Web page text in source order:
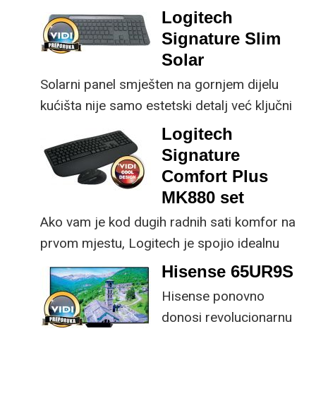
ključne svakom
korisniku.
male ustupke možete
osjetno uštedjeti pri
kupnji.
Logitech
Signature Slim
Solar
Solarni panel smješten na gornjem dijelu
kućišta nije samo estetski detalj već ključni
dio koncepta ovog proizvoda, jer koristi
energiju prirodnog ili umjetnog svjetla za
rad.
Logitech
Signature
Comfort Plus
MK880 set
Ako vam je kod dugih radnih sati komfor na
prvom mjestu, Logitech je spojio idealnu
kombinaciju tipkovnice i miša s naprednim
funkcijama.
Hisense 65UR9S
Hisense ponovno
donosi revolucionarnu